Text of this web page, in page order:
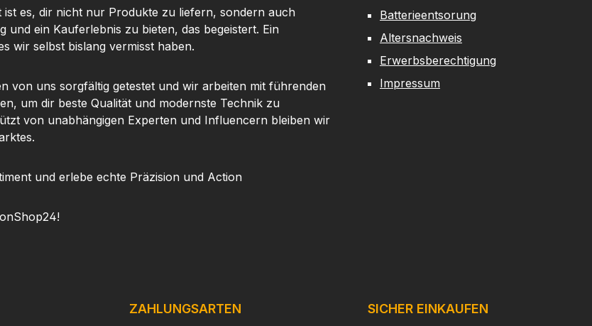
ist es, dir nicht nur Produkte zu liefern, sondern auch
und ein Kauferlebnis zu bieten, das begeistert. Ein
wir selbst bislang vermisst haben.
von uns sorgfältig getestet und wir arbeiten mit führenden
um dir beste Qualität und modernste Technik zu
von unabhängigen Experten und Influencern bleiben wir
und erlebe echte Präzision und Action
Batterieentsorung
Altersnachweis
Erwerbsberechtigung
Impressum
ZAHLUNGSARTEN SICHER EINKAUFEN